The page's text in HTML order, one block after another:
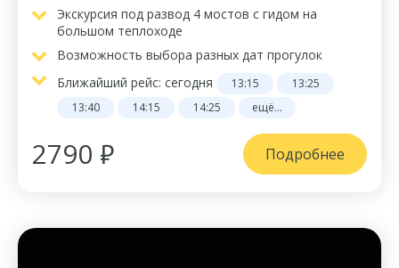
Экскурсия под развод 4 мостов с гидом на
большом теплоходе
Возможность выбора разных дат прогулок
Ближайший рейс: сегодня 13:15
13:25
13:40
14:15 14:25 ещё...
2790 ₽ Подробнее